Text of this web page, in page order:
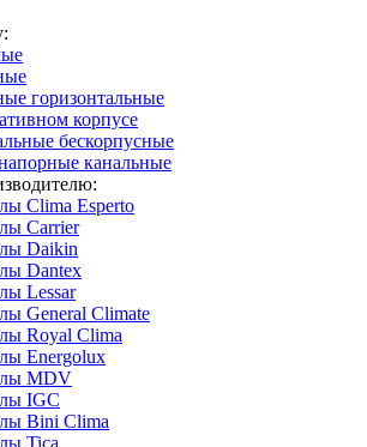
горизонтальные
корпусе
бескорпусные
канальные
Clima Esperto
Carrier
Daikin
Dantex
Lessar
General Climate
Royal Clima
Energolux
MDV
IGC
Bini Clima
Tica